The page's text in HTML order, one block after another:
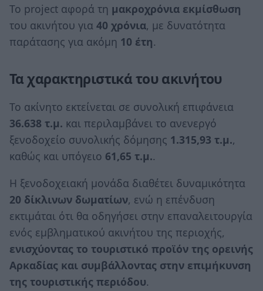
Το project αφορά τη μακροχρόνια εκμίσθωση
του ακινήτου για 40 χρόνια, με δυνατότητα
παράτασης για ακόμη 10 έτη.
Τα χαρακτηριστικά του ακινήτου
Το ακίνητο εκτείνεται σε συνολική επιφάνεια
36.638 τ.μ. και περιλαμβάνει το ανενεργό
ξενοδοχείο συνολικής δόμησης 1.315,93 τ.μ.,
καθώς και υπόγειο 61,65 τ.μ..
Η ξενοδοχειακή μονάδα διαθέτει δυναμικότητα
20 δίκλινων δωματίων, ενώ η επένδυση
εκτιμάται ότι θα οδηγήσει στην επαναλειτουργία
ενός εμβληματικού ακινήτου της περιοχής,
ενισχύοντας το τουριστικό προϊόν της ορεινής
Αρκαδίας και συμβάλλοντας στην επιμήκυνση
της τουριστικής περιόδου.